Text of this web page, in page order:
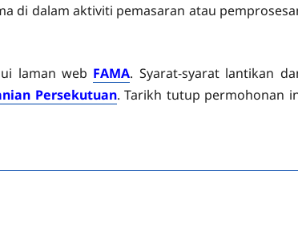
di dalam aktiviti pemasaran atau
laman web FAMA. Syarat-syarat lantikan
Persekutuan. Tarikh tutup permohonan